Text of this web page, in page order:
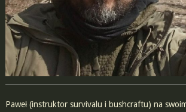
Paweł (instruktor survivalu i bushcraftu) na